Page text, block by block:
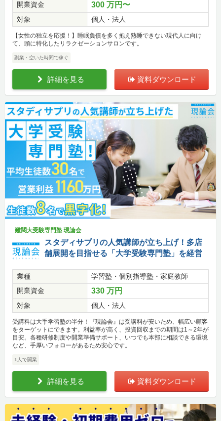
開業資金
300 万円〜
対象 個人・法人
【女性の独立を応援！】睡眠負債を多く抱え熟睡できない現代人に向け
て、頭に特化したリラクゼーションサロンです。
副業・空いた時間で稼ぐ
詳細を見る 資料ダウンロード
難関大受験専門塾 現論会
スタディサプリの人気講師が立ち上げ！多店
舗展開を目指せる「大学受験専門塾」を経営
業種
学習塾・個別指導塾・家庭教師
開業資金
330 万円
対象 個人・法人
受講料は大手学習塾の半分！『現論会』は受講料が安いため、幅広い顧客
をターゲットにできます。利益率が高く、投資回収までの期間は1～2年が
目安。各種研修制度や開業準備サポート、いつでも本部に相談できる環境
など、手厚いフォローがあるため安心です。
1人で開業
詳細を見る 資料ダウンロード